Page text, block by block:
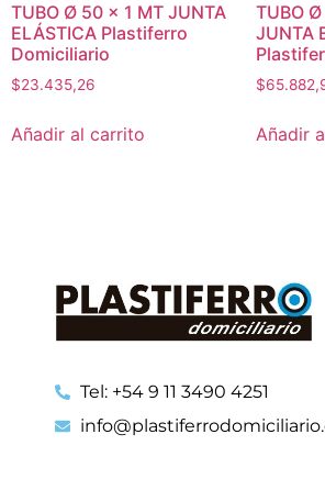
TUBO Ø 50 x 1 MT JUNTA
ELÁSTICA Plastiferro
Domiciliario
$23.435,26
Añadir al carrito
TUBO
JUNTA
$
Añadir
Tel: +54 9 11 3490 4251